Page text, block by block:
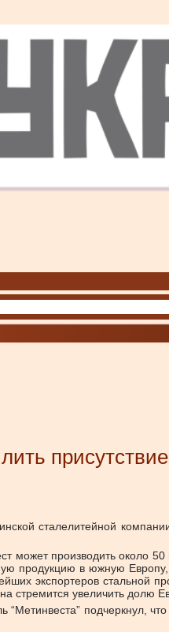
сталелитейной
может производить около
продукцию в южную
экспортеров стальной
стремится увеличить долю
“Метинвеста” подчеркнул,